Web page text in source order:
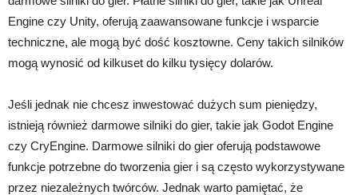
Engine czy Unity, oferują zaawansowane funkcje i wsparcie
techniczne, ale mogą być dość kosztowne. Ceny takich silników
mogą wynosić od kilkuset do kilku tysięcy dolarów.
Jeśli jednak nie chcesz inwestować dużych sum pieniędzy,
istnieją również darmowe silniki do gier, takie jak Godot Engine
czy CryEngine. Darmowe silniki do gier oferują podstawowe
funkcje potrzebne do tworzenia gier i są często wykorzystywane
przez niezależnych twórców. Jednak warto pamiętać, że